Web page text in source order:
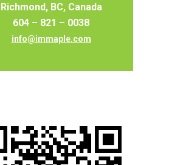
Richmond, BC, Canada
604 – 821 – 0038
info@immaple.com